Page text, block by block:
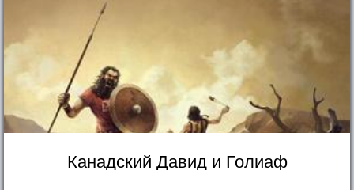
Канадский Давид и Голиаф